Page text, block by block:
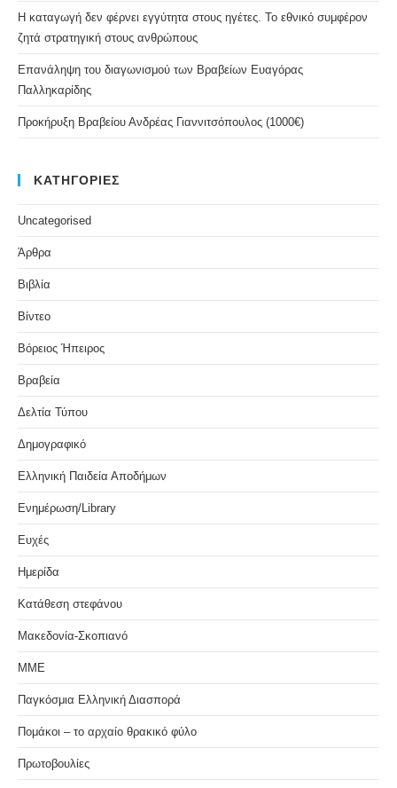
Η καταγωγή δεν φέρνει εγγύτητα στους ηγέτες. Το εθνικό συμφέρον
ζητά στρατηγική στους ανθρώπους
Επανάληψη του διαγωνισμού των Βραβείων Ευαγόρας
Παλληκαρίδης
Προκήρυξη Βραβείου Ανδρέας Γιαννιτσόπουλος (1000€)
ΚΑΤΗΓΟΡΙΕΣ
Uncategorised
Άρθρα
Βιβλία
Βίντεο
Βόρειος Ήπειρος
Βραβεία
Δελτία Τύπου
Δημογραφικό
Ελληνική Παιδεία Αποδήμων
Ενημέρωση/Library
Ευχές
Ημερίδα
Κατάθεση στεφάνου
Μακεδονία-Σκοπιανό
ΜΜΕ
Παγκόσμια Ελληνική Διασπορά
Πομάκοι – το αρχαίο θρακικό φύλο
Πρωτοβουλίες